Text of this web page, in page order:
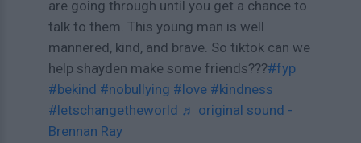
are going through until you get a chance to
talk to them. This young man is well
mannered, kind, and brave. So tiktok can we
help shayden make some friends???#fyp
#bekind #nobullying #love #kindness
#letschangetheworld ♬ original sound -
Brennan Ray